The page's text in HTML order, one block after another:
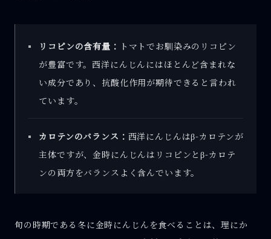
リコピンの含有量： トマトでお馴染みのリコピン
が豊富です。西洋にんじんにはほとんど含まれな
い成分であり、抗酸化作用が期待できると言われ
ています。
カロテンのバランス： 西洋にんじんはβ-カロテンが
主体ですが、金時にんじんはリコピンとβ-カロテ
ンの両方をバランスよく含んでいます。
旬の時期である冬に金時にんじんを食べることは、理にか